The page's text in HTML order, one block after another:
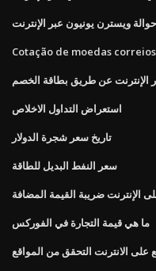
ويسترن يونيون عبر الإنترنت
Cotação de moedas correios
استعراض التداول الاخلاص
تاريخ سعر شجرة الدولار
سعر النفط البديل للطاقة
الإنترنت ضريبة القيمة المضافة
ما هي قيمة التجارة في الفوركس
على الانترنت التحقق من المواقع